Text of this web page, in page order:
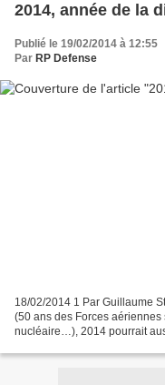
2014, année de la
Publié le 19/02/2014 à 12:55
Par RP Defense
18/02/2014 1 Par Guillaume
(50 ans des Forces
nucléaire…), 2014 pourrait